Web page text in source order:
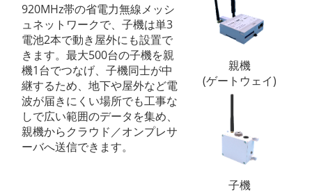
920MHz帯の省電力無線メッシ
ュネットワークで、子機は単3
電池2本で動き屋外にも設置で
きます。最大500台の子機を親
機1台でつなげ、子機同士が中
継するため、地下や屋外など電
波が届きにくい場所でも工事な
しで広い範囲のデータを集め、
親機からクラウド／オンプレサ
ーバへ送信できます。
親機
(ゲートウェイ)
子機